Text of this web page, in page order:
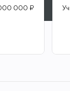
000 ₽